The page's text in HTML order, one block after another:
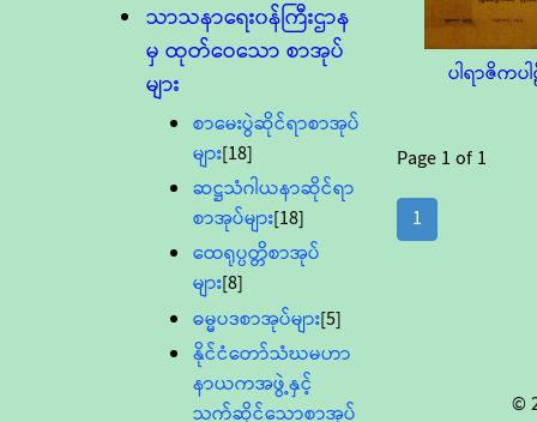
သာသနာရေး၀န်ကြီးဌာန
မှ ထုတ်ဝေသော စာအုပ်
များ
စာမေးပွဲဆိုင်ရာစာအုပ်
များ[18]
ဆဋ္ဌသံဂါယနာဆိုင်ရာ
စာအုပ်များ[18]
ထေရုပ္ပတ္တိစာအုပ်
များ[8]
ဓမ္မပဒစာအုပ်များ[5]
နိုင်ငံတော်သံဃမဟာ
နာယကအဖွဲ့နှင့်
သက်ဆိုင်သောစာအုပ်
ပါရာဇိကပ
Page1 of1
1
©